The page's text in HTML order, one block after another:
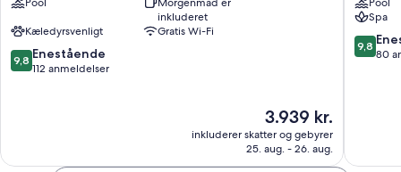
de
Gamle
Bydel
inkluderet
Kæledyrsvenligt
Gratis Wi-Fi
9.8
ud
9,8 Enestående
112 anmeldelser
Prisen
er
3.939 kr.
3.939 kr.
inkluderer skatter og gebyrer
25. aug. - 26. aug.
-
Adults
Only
Spa
9.8
ud
9,8
80